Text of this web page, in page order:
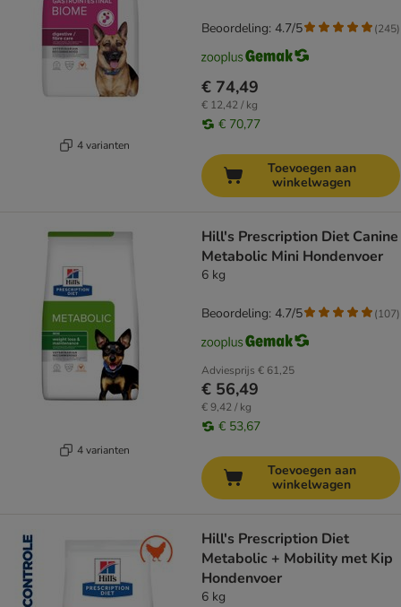
4 varianten
€ 74,49
€ 12,42 / kg
€ 70,77
Beoordeling: 4.7/5 (245)
Toevoegen aan
winkelwagen
4 varianten
Hill's Prescription Diet Canine
Metabolic Mini Hondenvoer
6 kg
Adviesprijs € 61,25
€ 56,49
€ 9,42 / kg
€ 53,67
Beoordeling: 4.7/5 (107)
Toevoegen aan
winkelwagen
Hill's Prescription Diet
Metabolic + Mobility met Kip
Hondenvoer
6 kg